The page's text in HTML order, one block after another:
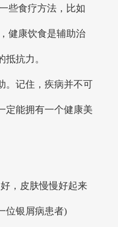
些食疗方法，比如
健康饮食是辅助治
抗力。
。记住，疾病并不可
定能拥有一个健康美
，皮肤慢慢好起来
位银屑病患者)